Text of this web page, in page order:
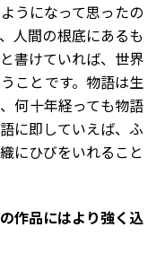
うになって思ったの
人間の根底にあるも
書けていれば、世界
ことです。物語は生
何十年経っても物語
に即していえば、ふ
にひびをいれること
作品にはより強く込